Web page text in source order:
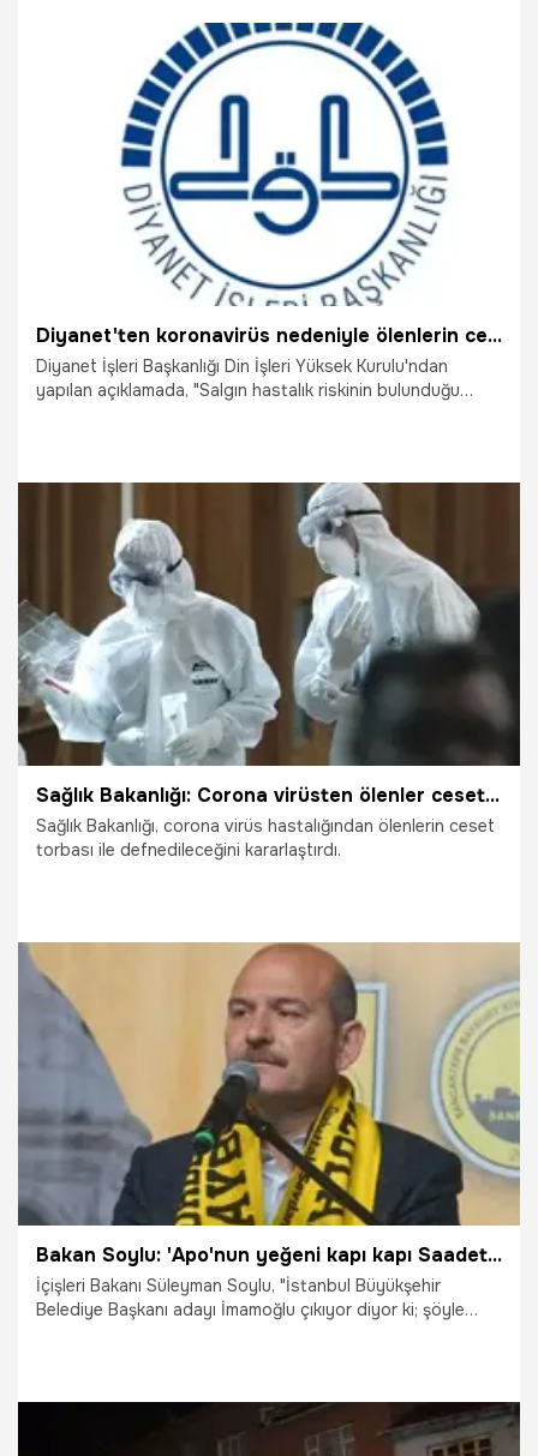
Dünya
Diyanet'ten koronavirüs nedeniyle ölenlerin cenazeleriyle ilgili açıklama
Diyanet İşleri Başkanlığı Din İşleri Yüksek Kurulu'ndan
yapılan açıklamada, "Salgın hastalık riskinin bulunduğu
defnedilmesinin de riskli olduğu durumlarda, ceset torbası
veya tabutla defnedilmesi de caizdir" denildi.
22.03.2020 Gündem
Sağlık Bakanlığı: Corona virüsten ölenler ceset torbası ile defnedilecek
Sağlık Bakanlığı, corona virüs hastalığından ölenlerin ceset
torbası ile defnedileceğini kararlaştırdı.
21.03.2020
Bakan Soylu: 'Apo'nun yeğeni kapı kapı Saadet Partisi'nin kazanması için çalışmaktadır'
İçişleri Bakanı Süleyman Soylu, "İstanbul Büyükşehir
Belediye Başkanı adayı İmamoğlu çıkıyor diyor ki; şöyle
kaybettireceğiz' dedi.